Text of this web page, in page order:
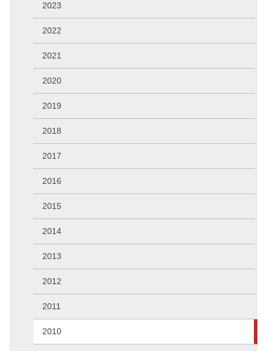
2023
2022
2021
2020
2019
2018
2017
2016
2015
2014
2013
2012
2011
2010